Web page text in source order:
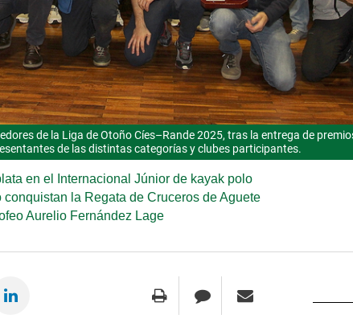
de la Liga de Otoño Cíes–Rande 2025, tras la entrega de
de las distintas categorías y clubes participantes.
en el Internacional Júnior de kayak polo
conquistan la Regata de Cruceros de Aguete
Aurelio Fernández Lage